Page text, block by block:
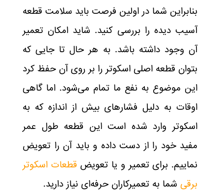
بنابراین شما در اولین فرصت باید سلامت قطعه
آسیب دیده را بررسی کنید. شاید امکان تعمیر
آن وجود داشته باشد. به هر حال تا جایی که
بتوان قطعه اصلی اسکوتر را بر روی آن حفظ کرد
این موضوع به نفع ما تمام می‌شود. اما گاهی
اوقات به دلیل فشار‌های بیش از اندازه که به
اسکوتر وارد شده است این قطعه طول عمر
مفید خود را از دست داده و باید آن را تعویض
نماییم. برای تعمیر و یا تعویض قطعات اسکوتر
برقی شما به تعمیرکاران حرفه‌ای نیاز دارید.